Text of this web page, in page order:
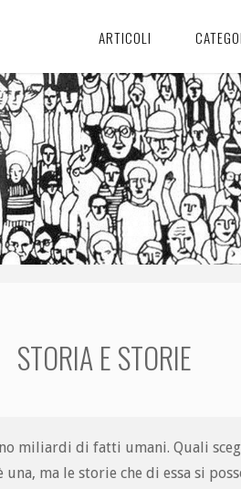
ARTICOLI
STORIA E STORIE
miliardi di fatti umani. Quali
ma le storie che di essa si